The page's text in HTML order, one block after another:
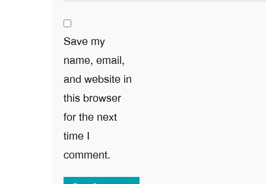
Save my
name, email,
and website in
this browser
for the next
time I
comment.